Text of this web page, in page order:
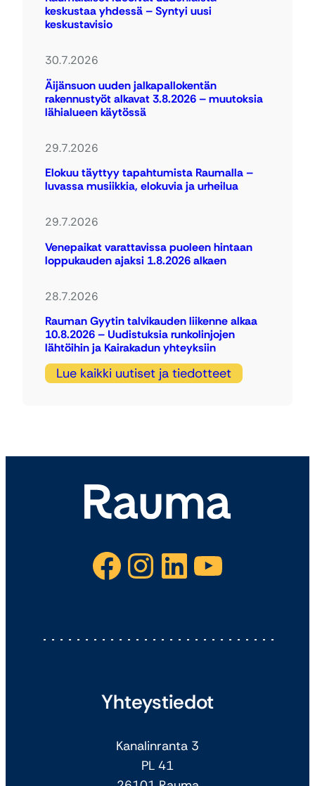
keskustaa yhdessä – Syntyi uusi
keskustavisio
30.7.2026
Äijänsuon uuden jalkapallokentän
rakennustyöt alkavat 3.8.2026 – muutoksia
lähialueen käytössä
29.7.2026
Elokuu täyttyy tapahtumista Raumalla –
luvassa musiikkia, elokuvia ja urheilua
29.7.2026
Venepaikat varattavissa puoleen hintaan
loppukauden ajaksi 1.8.2026 alkaen
28.7.2026
Rauman Gyytin talvikauden liikenne alkaa
10.8.2026 – Uudistuksia runkolinjojen
lähtöihin ja Kairakadun yhteyksiin
Lue kaikki uutiset ja tiedotteet
Facebook Instagram LinkedIn YouTube
Yhteystiedot
Kanalinranta 3
PL 41